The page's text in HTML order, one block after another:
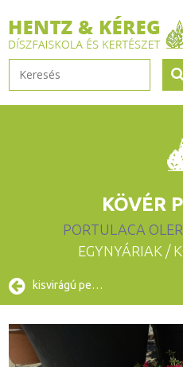
KÖVÉR
PORTULACA
EGYNYÁRIAK /
kisvirágú petúnia